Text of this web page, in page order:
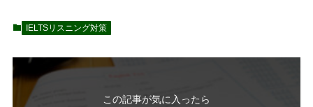
IELTSリスニング対策
この記事が気に入ったら